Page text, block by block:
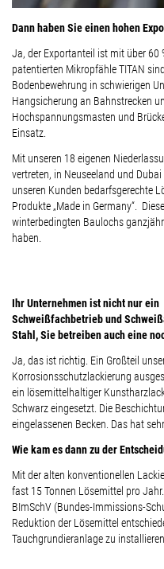
Dann haben Sie einen hohen
Ja, der Exportanteil ist mit über 60
patentierten Mikropfähle TITAN
Bodenbewehrung in schwierigen
Hangsicherung an Bahnstrecken
Hochspannungsmasten und
Einsatz.
Mit unseren 18 eigenen
vertreten, in Neuseeland und
unseren Kunden bedarfsgerechte
Produkte „Made in Germany“.
winterbedingten Baulochs
haben.
Ihr Unternehmen ist nicht nur ein
Schweißfachbetrieb und
Stahl, Sie betreiben auch eine
Ja, das ist richtig. Ein Großteil
Korrosionsschutzlackierung
ein lösemittelhaltiger
Schwarz eingesetzt. Die
eingelassenen Becken. Das hat
Wie kam es dann zu der
Mit der alten konventionellen
fast 15 Tonnen Lösemittel pro
BImSchV (Bundes-Immissions-
Reduktion der Lösemittel
Tauchgrundieranlage zu